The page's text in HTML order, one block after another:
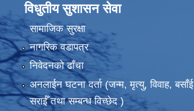
विधुतीय सुशासन सेवा
सामाजिक सुरक्षा
नागरिक वडापत्र
निवेदनको ढाँचा
अनलाईन घटना दर्ता (जन्म, मृत्यु, विवाह, बसाँई
सराईँ तथा सम्बन्ध विच्छेद )